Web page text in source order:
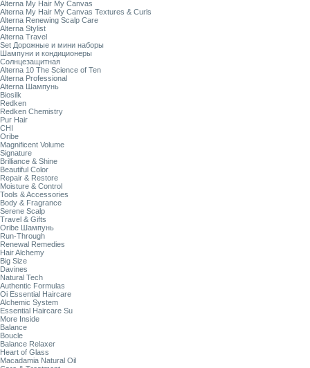
Alterna My Hair My Canvas
Alterna My Hair My Canvas Textures & Curls
Alterna Renewing Scalp Care
Alterna Stylist
Alterna Travel
Set Дорожные и мини наборы
Шампуни и кондиционеры
Солнцезащитная
Alterna 10 The Science of Ten
Alterna Professional
Alterna Шампунь
Biosilk
Redken
Redken Chemistry
Pur Hair
CHI
Oribe
Magnificent Volume
Signature
Brilliance & Shine
Beautiful Color
Repair & Restore
Moisture & Control
Tools & Accessories
Body & Fragrance
Serene Scalp
Travel & Gifts
Oribe Шампунь
Run-Through
Renewal Remedies
Hair Alchemy
Big Size
Davines
Natural Tech
Authentic Formulas
Oi Essential Haircare
Alchemic System
Essential Haircare Su
More Inside
Balance
Boucle
Balance Relaxer
Heart of Glass
Macadamia Natural Oil